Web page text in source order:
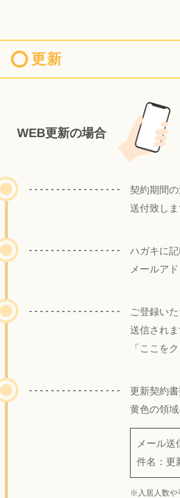
更新
WEB更新の場合
契約期間
送付致しま
ハガキに
メールア
ご登録い
送信され
「ここを
更新契約
黄色の領
メール
件名：更
※入居人数や